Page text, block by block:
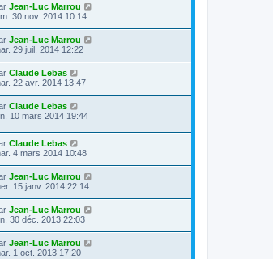
Jean-Luc Marrou
30 nov. 2014 10:14
Jean-Luc Marrou
29 juil. 2014 12:22
Claude Lebas
22 avr. 2014 13:47
Claude Lebas
10 mars 2014 19:44
Claude Lebas
4 mars 2014 10:48
Jean-Luc Marrou
15 janv. 2014 22:14
Jean-Luc Marrou
30 déc. 2013 22:03
Jean-Luc Marrou
1 oct. 2013 17:20